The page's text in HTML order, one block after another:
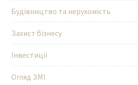
Будівництво та нерухомість
Захист бізнесу
Інвестиції
Огляд ЗМІ